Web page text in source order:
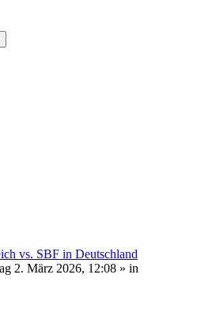
vs. SBF in Deutschland
2. März 2026, 12:08 » in